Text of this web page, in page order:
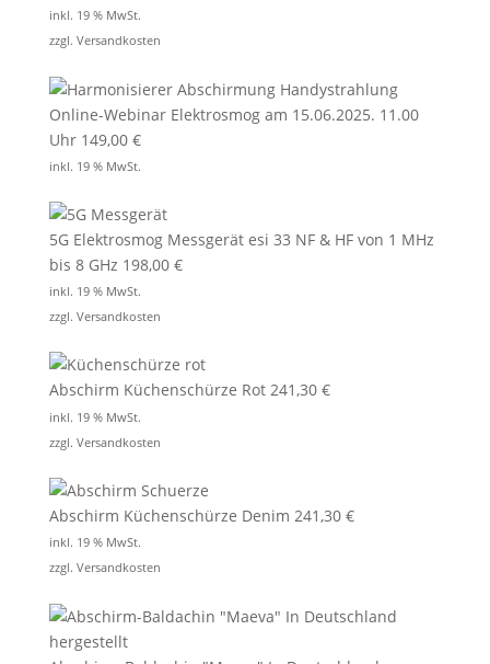
inkl. 19 % MwSt.
zzgl. Versandkosten
Online-Webinar Elektrosmog am 15.06.2025. 11.00
Uhr 149,00 €
inkl. 19 % MwSt.
5G Elektrosmog Messgerät esi 33 NF & HF von 1 MHz
bis 8 GHz 198,00 €
inkl. 19 % MwSt.
zzgl. Versandkosten
Abschirm Küchenschürze Rot 241,30 €
inkl. 19 % MwSt.
zzgl. Versandkosten
Abschirm Küchenschürze Denim 241,30 €
inkl. 19 % MwSt.
zzgl. Versandkosten